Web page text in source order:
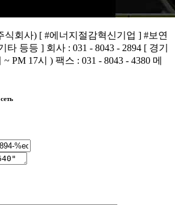
식회사) [ #에너지절감혁신기업 ] #보연
타 등등 ] 회사 : 031 - 8043 - 2894 [ 경기
PM 17시 ) 팩스 : 031 - 8043 - 4380 메